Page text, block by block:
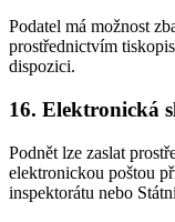
Podatel má možnost
prostřednictvím
dispozici.
16. Elektronická
Podnět lze zaslat
elektronickou poštou
inspektorátu nebo